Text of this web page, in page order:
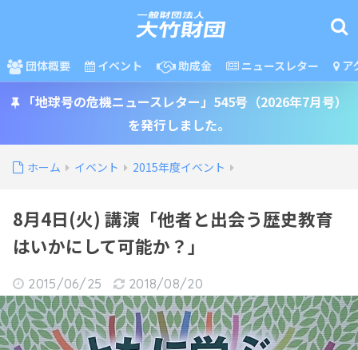
団体概要 イベント 助成金 ニュースレター ア
「地球号の危機ニュースレター」545号（2026年7月号）
を発行しました。
ホーム イベント 2015年度イベント
8月4日(火) 講演「他者と出会う歴史教育
はいかにして可能か？」
2015/06/25 2018/08/20